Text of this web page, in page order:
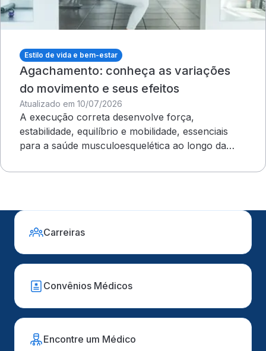
Estilo de vida e bem-estar
Agachamento: conheça as variações
do movimento e seus efeitos
Atualizado em 10/07/2026
A execução correta desenvolve força,
estabilidade, equilíbrio e mobilidade, essenciais
para a saúde musculoesquelética ao longo da
Carreiras
Convênios Médicos
Encontre um Médico